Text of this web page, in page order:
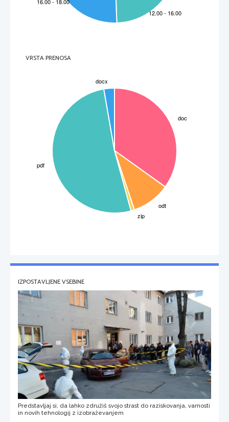
prizorov je 20 »prevedenih« 14 pa jih je zagotovo izvirnih. Preostalih 40 pa je nekoliko dodelanih.
Linhart se je tega dobro zavedal, zato je v podnaslov napisal ponarejena po tej nemški pri
Županovi Micki in obdelana po francoski pri Matičku. Ker je upal in pravzaprav pričakoval
uprizoritev Matička, je delo nekoliko prilagodil takratnemu razumevanju meščanov. Linhart na
žalost ni dočakal uprizoritve druge komedije, ker je prej umrl. Po smrt Jožefa II. Je postal režim
VRSTA PRENOSA
IZPOSTAVLJENE VSEBINE
Predstavljaj si, da lahko združiš svojo strast do raziskovanja, varnosti
in novih tehnologij z izobraževanjem